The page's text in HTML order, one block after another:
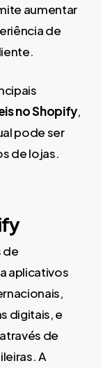
aumentar
de
no Shopify,
pode ser
de lojas.
de
aplicativos
digitais, e
de
A